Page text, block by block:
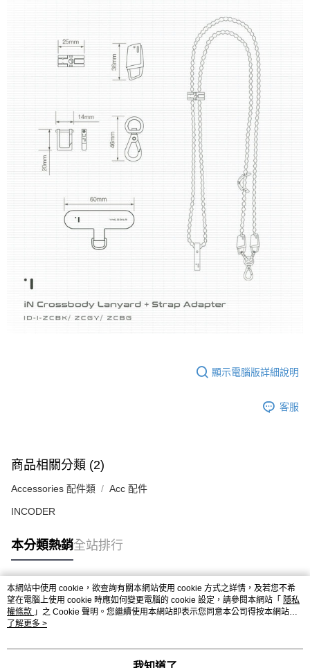
顯示電腦版詳細說明
客服
商品相關分類 (2)
Accessories 配件類 Acc 配件
INCODER
本分類熱銷全站排行
熱門標籤
本網站中使用 cookie，欲查詢有關本網站使用 cookie 方式之詳情，及若您不希
望在電腦上使用 cookie 時應如何變更電腦的 cookie 設定，請參閱本網站「 隱私
權條款 」之 Cookie 聲明。您繼續使用本網站即表示您同意本公司得按本網站使
用條款之 Cookie 聲明使用 cookie。
了解更多 >